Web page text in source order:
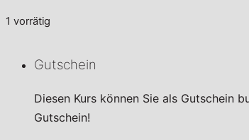
1 vorrätig
Gutschein
Diesen Kurs können Sie als Gutschein
Gutschein!